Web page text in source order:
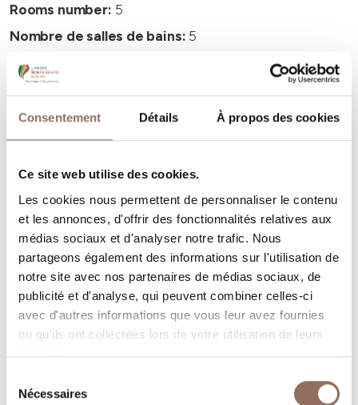
Consentement Détails À propos des cookies
Ce site web utilise des cookies.
Les cookies nous permettent de personnaliser le contenu
et les annonces, d'offrir des fonctionnalités relatives aux
médias sociaux et d'analyser notre trafic. Nous
partageons également des informations sur l'utilisation de
notre site avec nos partenaires de médias sociaux, de
publicité et d'analyse, qui peuvent combiner celles-ci
avec d'autres informations que vous leur avez fournies
ou qu'ils ont collectées lors de votre utilisation de leurs
services.
Nécessaires
Rooms number: 5
Nombre de salles de bains: 5
Beds number:
Vos vacances
Programmez où dormir, où manger, quoi faire et visiter
dans chaque coin de Langhe Monferrato Roero, tout en
gardant un œil sur la météo en temps réel